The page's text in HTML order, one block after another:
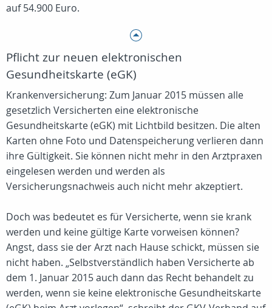
auf 54.900 Euro.
Pflicht zur neuen elektronischen
Gesundheitskarte (eGK)
Krankenversicherung: Zum Januar 2015 müssen alle
gesetzlich Versicherten eine elektronische
Gesundheitskarte (eGK) mit Lichtbild besitzen. Die alten
Karten ohne Foto und Datenspeicherung verlieren dann
ihre Gültigkeit. Sie können nicht mehr in den Arztpraxen
eingelesen werden und werden als
Versicherungsnachweis auch nicht mehr akzeptiert.
Doch was bedeutet es für Versicherte, wenn sie krank
werden und keine gültige Karte vorweisen können?
Angst, dass sie der Arzt nach Hause schickt, müssen sie
nicht haben. „Selbstverständlich haben Versicherte ab
dem 1. Januar 2015 auch dann das Recht behandelt zu
werden, wenn sie keine elektronische Gesundheitskarte